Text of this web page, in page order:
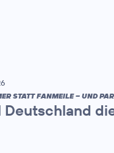
STATT FANMEILE – UND
Deutschland